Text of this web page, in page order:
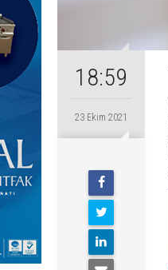
18:59
23 Ekim 2021